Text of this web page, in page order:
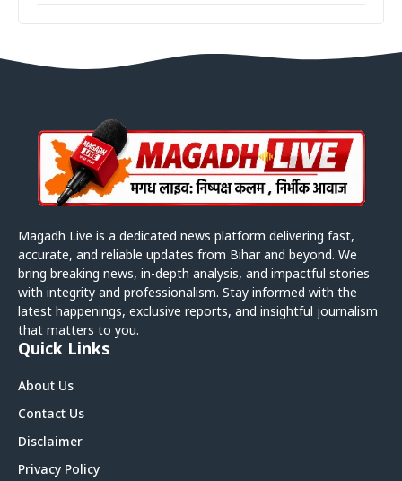
Magadh Live is a dedicated news platform delivering fast,
accurate, and reliable updates from Bihar and beyond. We
bring breaking news, in-depth analysis, and impactful stories
with integrity and professionalism. Stay informed with the
latest happenings, exclusive reports, and insightful journalism
that matters to you.
Quick Links
About Us
Contact Us
Disclaimer
Privacy Policy